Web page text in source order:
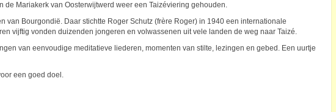
de Mariakerk van Oosterwijtwerd weer een Taizéviering gehouden.
van Bourgondië. Daar stichtte Roger Schutz (frère Roger) in 1940 een internationale
vijftig vonden duizenden jongeren en volwassenen uit vele landen de weg naar Taizé.
van eenvoudige meditatieve liederen, momenten van stilte, lezingen en gebed. Een uurtje
een goed doel.